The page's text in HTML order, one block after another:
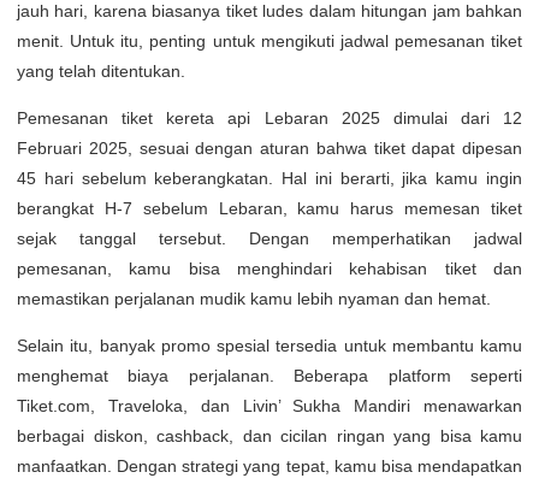
jauh hari, karena biasanya tiket ludes dalam hitungan jam bahkan
menit. Untuk itu, penting untuk mengikuti jadwal pemesanan tiket
yang telah ditentukan.
Pemesanan tiket kereta api Lebaran 2025 dimulai dari 12
Februari 2025, sesuai dengan aturan bahwa tiket dapat dipesan
45 hari sebelum keberangkatan. Hal ini berarti, jika kamu ingin
berangkat H-7 sebelum Lebaran, kamu harus memesan tiket
sejak tanggal tersebut. Dengan memperhatikan jadwal
pemesanan, kamu bisa menghindari kehabisan tiket dan
memastikan perjalanan mudik kamu lebih nyaman dan hemat.
Selain itu, banyak promo spesial tersedia untuk membantu kamu
menghemat biaya perjalanan. Beberapa platform seperti
Tiket.com, Traveloka, dan Livin’ Sukha Mandiri menawarkan
berbagai diskon, cashback, dan cicilan ringan yang bisa kamu
manfaatkan. Dengan strategi yang tepat, kamu bisa mendapatkan